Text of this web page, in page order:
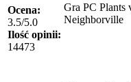
Ocena:
3.5/5.0
Ilość opinii:
14473
Gra PC Plants
Neighborville